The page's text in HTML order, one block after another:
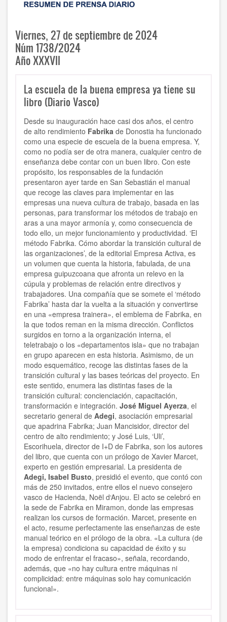
Viernes, 27 de septiembre de 2024
Núm 1738/2024
Año XXXVII
La escuela de la buena empresa ya tiene su
libro (Diario Vasco)
Desde su inauguración hace casi dos años, el centro
de alto rendimiento Fabrika de Donostia ha funcionado
como una especie de escuela de la buena empresa. Y,
como no podía ser de otra manera, cualquier centro de
enseñanza debe contar con un buen libro. Con este
propósito, los responsables de la fundación
presentaron ayer tarde en San Sebastián el manual
que recoge las claves para implementar en las
empresas una nueva cultura de trabajo, basada en las
personas, para transformar los métodos de trabajo en
aras a una mayor armonía y, como consecuencia de
todo ello, un mejor funcionamiento y productividad. ‘El
método Fabrika. Cómo abordar la transición cultural de
las organizaciones’, de la editorial Empresa Activa, es
un volumen que cuenta la historia, fabulada, de una
empresa guipuzcoana que afronta un relevo en la
cúpula y problemas de relación entre directivos y
trabajadores. Una compañía que se somete el ‘método
Fabrika’ hasta dar la vuelta a la situación y convertirse
en una «empresa trainera», el emblema de Fabrika, en
la que todos reman en la misma dirección. Conflictos
surgidos en torno a la organización interna, el
teletrabajo o los «departamentos isla» que no trabajan
en grupo aparecen en esta historia. Asimismo, de un
modo esquemático, recoge las distintas fases de la
transición cultural y las bases teóricas del proyecto. En
este sentido, enumera las distintas fases de la
transición cultural: concienciación, capacitación,
transformación e integración. José Miguel Ayerza, el
secretario general de Adegi, asociación empresarial
que apadrina Fabrika; Juan Mancisidor, director del
centro de alto rendimiento; y José Luis, ‘Uli’,
Escorihuela, director de I+D de Fabrika, son los autores
del libro, que cuenta con un prólogo de Xavier Marcet,
experto en gestión empresarial. La presidenta de
Adegi, Isabel Busto, presidió el evento, que contó con
más de 250 invitados, entre ellos el nuevo consejero
vasco de Hacienda, Noël d‘Anjou. El acto se celebró en
la sede de Fabrika en Miramon, donde las empresas
realizan los cursos de formación. Marcet, presente en
el acto, resume perfectamente las enseñanzas de este
manual teórico en el prólogo de la obra. «La cultura (de
la empresa) condiciona su capacidad de éxito y su
modo de enfrentar el fracaso», señala, recordando,
además, que «no hay cultura entre máquinas ni
complicidad: entre máquinas solo hay comunicación
funcional».